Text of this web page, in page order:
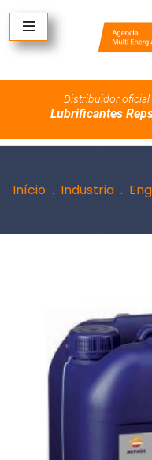
Distribuidor oficial
Lubrificantes
Início Industria